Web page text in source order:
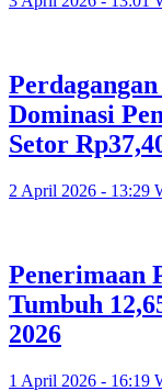
Dominasi
Setor
2 April 2026 - 13:29
Penerimaan
Tumbuh
2026
1 April 2026 - 16:19